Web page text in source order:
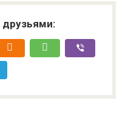
друзьями: